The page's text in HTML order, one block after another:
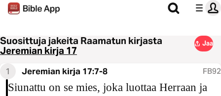
Suosittuja jakeita Raamatun kirjasta
Jeremian kirja 17
Jaa
1 Jeremian kirja 17:7-8 FB92
Siunattu on se mies, joka luottaa Herraan ja